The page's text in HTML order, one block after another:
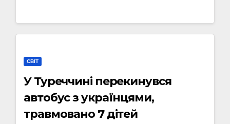
СВІТ
У Туреччині перекинувся
автобус з українцями,
травмовано 7 дітей